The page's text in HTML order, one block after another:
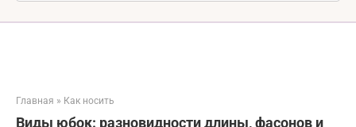
Главная » Как носить
Виды юбок: разновидности длины, фасонов и